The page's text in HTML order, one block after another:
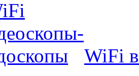
WiFi